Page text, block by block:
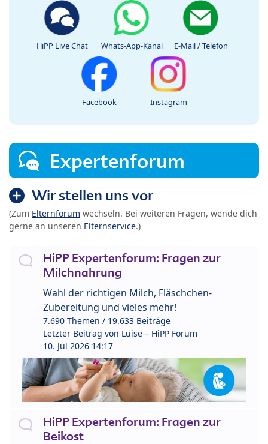
HiPP Live Chat Whats-App-Kanal E-Mail / Telefon
Facebook Instagram
Expertenforum
Wir stellen uns vor
(Zum Elternforum wechseln. Bei weiteren Fragen, wende dich
gerne an unseren Elternservice.)
HiPP Expertenforum: Fragen zur
Milchnahrung
Wahl der richtigen Milch, Fläschchen-
Zubereitung und vieles mehr!
7.690 Themen / 19.633 Beiträge
Letzter Beitrag von Luise – HiPP Forum
10. Jul 2026 14:17
HiPP Expertenforum: Fragen zur
Beikost